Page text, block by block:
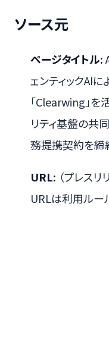
ソース元
ページタイトル:
ェンティックAI
「Clearwing」を
リティ基盤の共
務提携契約を締
URL: （プレス
URLは利用ルー